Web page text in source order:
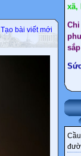
Tạo bài viết mới